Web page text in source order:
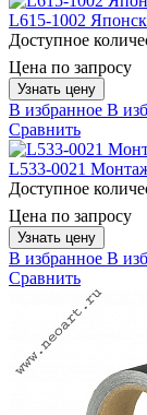
L615-1002
Доступное
Цена по запросу
Узнать цену
В избранное В
Сравнить
L533-0021
Доступное
Цена по запросу
Узнать цену
В избранное В
Сравнить